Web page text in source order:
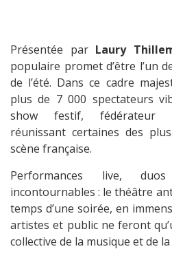
Présentée par Laury
populaire promet d’être l’un
de l’été. Dans ce cadre
plus de 7 000 spectateurs
show festif, fédérateur
réunissant certaines des
scène française.
Performances live,
incontournables : le théâtre
temps d’une soirée, en
artistes et public ne feront
collective de la musique et de